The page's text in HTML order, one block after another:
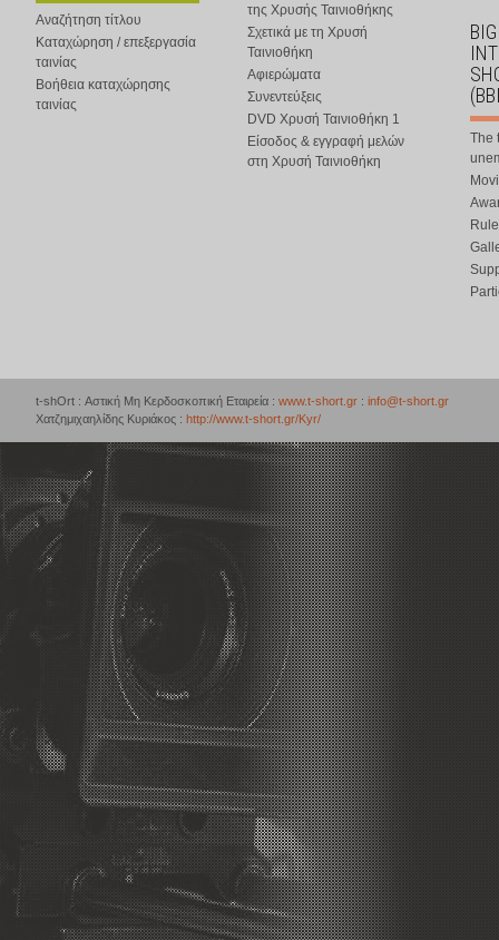
Αναζήτηση τίτλου
Καταχώρηση / επεξεργασία
ταινίας
Βοήθεια καταχώρησης
ταινίας
της Χρυσής Ταινιοθήκης
Σχετικά με τη Χρυσή
Ταινιοθήκη
Αφιερώματα
Συνεντεύξεις
DVD Χρυσή Ταινιοθήκη 1
Είσοδος & εγγραφή μελών
στη Χρυσή Ταινιοθήκη
The
t-shOrt : Αστική Μη Κερδοσκοπική Εταιρεία : www.t-short.gr : info@t-short.gr
Χατζημιχαηλίδης Κυριάκος : http://www.t-short.gr/Kyr/